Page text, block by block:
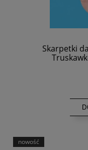
Skarpetki
nowość